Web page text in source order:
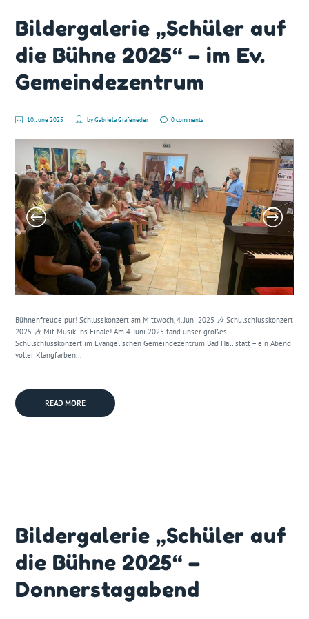
Bildergalerie „Schüler auf
die Bühne 2025“ – im Ev.
Gemeindezentrum
10. June 2025 byGabriela Grafeneder 0 comments
Bühnenfreude pur! Schlusskonzert am Mittwoch, 4. Juni 2025 🎶 Schulschlusskonzert
2025 🎶 Mit Musik ins Finale! Am 4. Juni 2025 fand unser großes
Schulschlusskonzert im Evangelischen Gemeindezentrum Bad Hall statt – ein Abend
voller Klangfarben...
READ MORE
Bildergalerie „Schüler auf
die Bühne 2025“ –
Donnerstagabend